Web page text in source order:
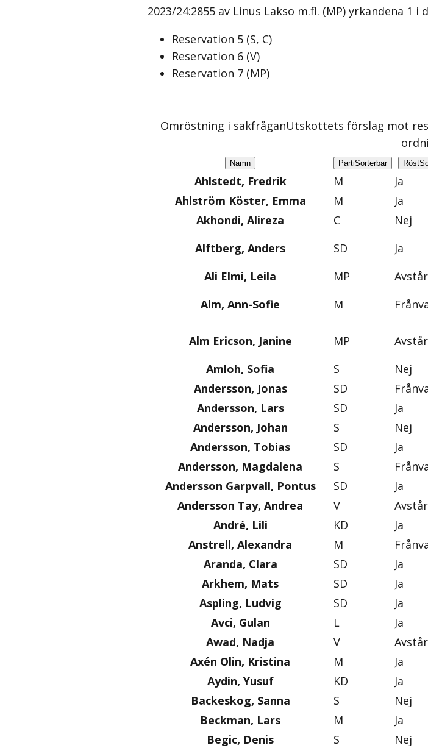
2023/24:2855 av Linus Lakso m.fl. (MP) yrkandena 1 i
Reservation 5 (S, C)
Reservation 6 (V)
Reservation 7 (MP)
Omröstning i sakfråganUtskottets förslag mot
Namn PartiSorterbar Röst
Ahlstedt, Fredrik M Ja
Ahlström Köster, Emma
M Ja
Akhondi, Alireza
C Nej
Alftberg, Anders
SD Ja
Ali Elmi, Leila
MP Avstår
Alm, Ann-Sofie
M
Alm Ericson, Janine
MP Avstår
Amloh, Sofia
S Nej
Andersson, Jonas
SD
Andersson, Lars
SD Ja
Andersson, Johan
S Nej
Andersson, Tobias
SD Ja
Andersson, Magdalena
S
Andersson Garpvall, Pontus
SD Ja
Andersson Tay, Andrea
V Avstår
André, Lili
KD Ja
Anstrell, Alexandra
M
Aranda, Clara
SD Ja
Arkhem, Mats
SD Ja
Aspling, Ludvig
SD Ja
Avci, Gulan
L Ja
Awad, Nadja
V Avstår
Axén Olin, Kristina
M Ja
Aydin, Yusuf
KD Ja
Backeskog, Sanna
S Nej
Beckman, Lars
M Ja
Begic, Denis
S Nej